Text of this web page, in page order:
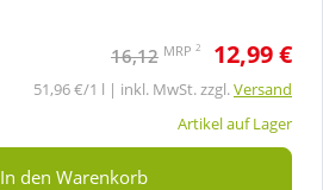
16,12 MRP 2 12,99 €
51,96 €/1 l | inkl. MwSt. zzgl.Versand
Artikel auf Lager
In den Warenkorb